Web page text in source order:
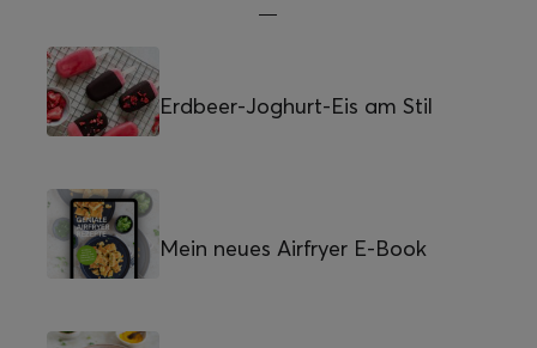
Erdbeer-Joghurt-Eis am Stil
Mein neues Airfryer E-Book